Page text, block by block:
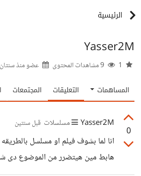
الرئيسية
Yasser2M
عضو منذسنتان
المساهمات التعليقات المجتمعات
0
Yasser2M مسلسلات قبل سنتين
انا لما بشوف فيلم او مسلسل
هابط مين هيتضرر من الموضوع